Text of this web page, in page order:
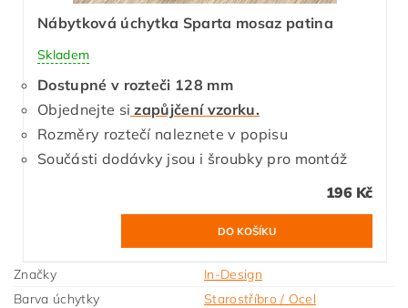
Nábytková úchytka Sparta mosaz patina
Skladem
Dostupné v rozteči 128 mm
Objednejte si zapůjčení vzorku.
Rozměry roztečí naleznete v popisu
Součásti dodávky jsou i šroubky pro montáž
196 Kč
Značky
In-Design
Barva úchytky
Starostříbro / Ocel